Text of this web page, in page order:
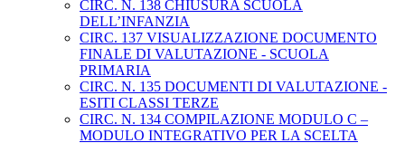
CIRC. N. 138 CHIUSURA SCUOLA
DELL’INFANZIA
CIRC. 137 VISUALIZZAZIONE DOCUMENTO
FINALE DI VALUTAZIONE - SCUOLA
PRIMARIA
CIRC. N. 135 DOCUMENTI DI VALUTAZIONE -
ESITI CLASSI TERZE
CIRC. N. 134 COMPILAZIONE MODULO C –
MODULO INTEGRATIVO PER LA SCELTA